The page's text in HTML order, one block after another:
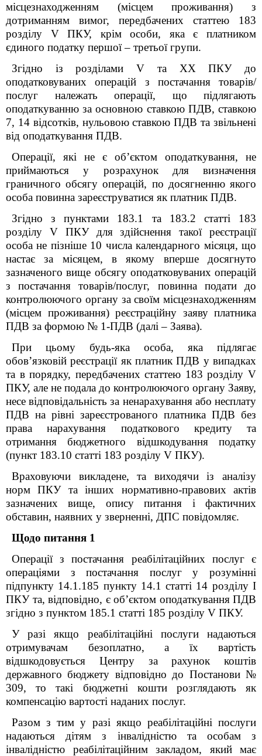
місцезнаходженням (місцем проживання) з
дотриманням вимог, передбачених статтею 183
розділу V ПКУ, крім особи, яка є платником
єдиного податку першої – третьої групи.
Згідно із розділами V та ХХ ПКУ до
оподатковуваних операцій з постачання товарів/
послуг належать операції, що підлягають
оподаткуванню за основною ставкою ПДВ, ставкою
7, 14 відсотків, нульовою ставкою ПДВ та звільнені
від оподаткування ПДВ.
Операції, які не є об’єктом оподаткування, не
приймаються у розрахунок для визначення
граничного обсягу операцій, по досягненню якого
особа повинна зареєструватися як платник ПДВ.
Згідно з пунктами 183.1 та 183.2 статті 183
розділу V ПКУ для здійснення такої реєстрації
особа не пізніше 10 числа календарного місяця, що
настає за місяцем, в якому вперше досягнуто
зазначеного вище обсягу оподатковуваних операцій
з постачання товарів/послуг, повинна подати до
контролюючого органу за своїм місцезнаходженням
(місцем проживання) реєстраційну заяву платника
ПДВ за формою № 1-ПДВ (далі – Заява).
При цьому будь-яка особа, яка підлягає
обов’язковій реєстрації як платник ПДВ у випадках
та в порядку, передбачених статтею 183 розділу V
ПКУ, але не подала до контролюючого органу Заяву,
несе відповідальність за ненарахування або несплату
ПДВ на рівні зареєстрованого платника ПДВ без
права нарахування податкового кредиту та
отримання бюджетного відшкодування податку
(пункт 183.10 статті 183 розділу V ПКУ).
Враховуючи викладене, та виходячи із аналізу
норм ПКУ та інших нормативно-правових актів
зазначених вище, опису питання і фактичних
обставин, наявних у зверненні, ДПС повідомляє.
Щодо питання 1
Операції з постачання реабілітаційних послуг є
операціями з постачання послуг у розумінні
підпункту 14.1.185 пункту 14.1 статті 14 розділу І
ПКУ та, відповідно, є об’єктом оподаткування ПДВ
згідно з пунктом 185.1 статті 185 розділу V ПКУ.
У разі якщо реабілітаційні послуги надаються
отримувачам безоплатно, а їх вартість
відшкодовується Центру за рахунок коштів
державного бюджету відповідно до Постанови №
309, то такі бюджетні кошти розглядають як
компенсацію вартості наданих послуг.
Разом з тим у разі якщо реабілітаційні послуги
надаються дітям з інвалідністю та особам з
інвалідністю реабілітаційним закладом, який має